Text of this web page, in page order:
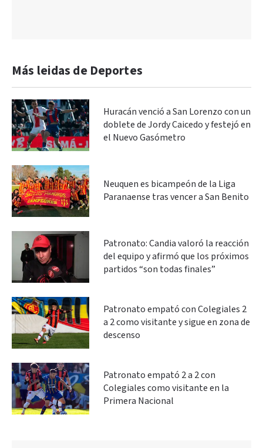
Más leidas de Deportes
Huracán venció a San Lorenzo con un
doblete de Jordy Caicedo y festejó en
el Nuevo Gasómetro
Neuquen es bicampeón de la Liga
Paranaense tras vencer a San Benito
Patronato: Candia valoró la reacción
del equipo y afirmó que los próximos
partidos “son todas finales”
Patronato empató con Colegiales 2
a 2 como visitante y sigue en zona de
descenso
Patronato empató 2 a 2 con
Colegiales como visitante en la
Primera Nacional